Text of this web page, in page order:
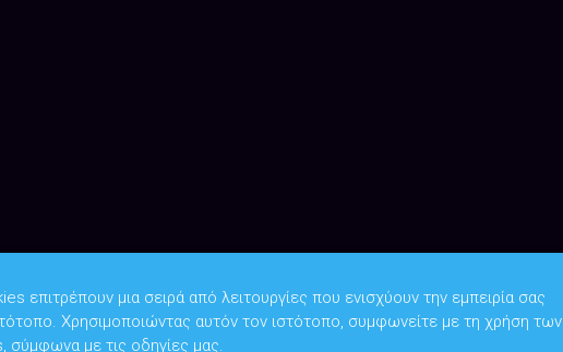
Copyright © 2026Υπουργείο Ψηφιακής Διακυβέρνησης
επιτρέπουν μια σειρά από λειτουργίες που ενισχύουν την εμπειρία σας
Χρησιμοποιώντας αυτόν τον ιστότοπο, συμφωνείτε με τη χρήση των
σύμφωνα με τις οδηγίες μας.